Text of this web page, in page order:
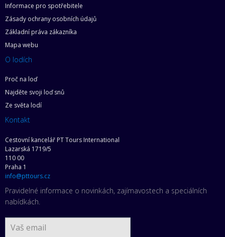
Informace pro spotřebitele
Zásady ochrany osobních údajů
Základní práva zákazníka
Mapa webu
O lodích
Proč na loď
Najděte svoji loď snů
Ze světa lodí
Kontakt
Cestovní kancelář PT Tours International
Lazarská 1719/5
110 00
Praha 1
info@pttours.cz
Pravidelné informace o novinkách, zajímavostech a speciálních
nabídkách.